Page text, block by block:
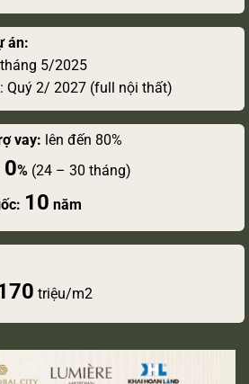
án:
tháng 5/2025
: Quý 2/ 2027 (full nội thất)
vay: lên đến 80%
0%(24 – 30 tháng)
10 năm
triệu/m2